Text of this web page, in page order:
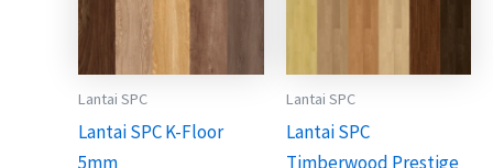
Lantai SPC
Lantai SPC K-Floor
5mm
Lantai SPC
Lantai SPC
Timberwood Prestige